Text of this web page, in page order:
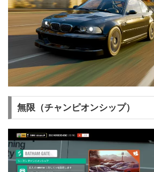
無限（チャンピオンシップ）